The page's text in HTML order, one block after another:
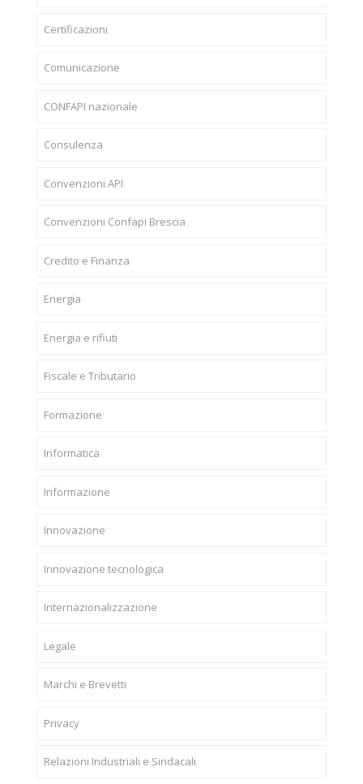
Certificazioni
Comunicazione
CONFAPI nazionale
Consulenza
Convenzioni API
Convenzioni Confapi Brescia
Credito e Finanza
Energia
Energia e rifiuti
Fiscale e Tributario
Formazione
Informatica
Informazione
Innovazione
Innovazione tecnologica
Internazionalizzazione
Legale
Marchi e Brevetti
Privacy
Relazioni Industriali e Sindacali